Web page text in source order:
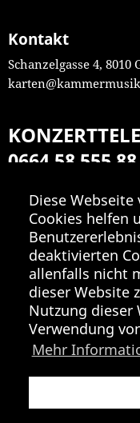
Diese Webseite
Cookies helfen
deaktivierten
allenfalls nicht
dieser Website
Nutzung dieser
Verwendung
Mehr
Kontakt
Schanzelgasse 4, 8010
0664 58 555 88
Mo-Fr 9:00-18:00